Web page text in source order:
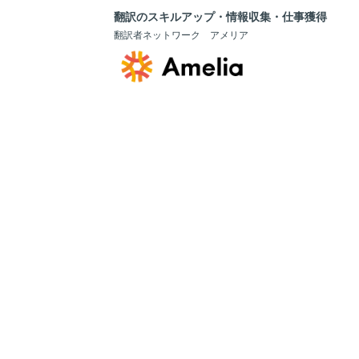
翻訳のスキルアップ・情報収集・仕事獲得
翻訳者ネットワーク アメリア